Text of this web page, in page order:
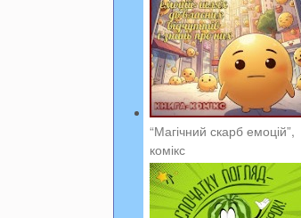
“Магічний скарб емоцій”,
комікс